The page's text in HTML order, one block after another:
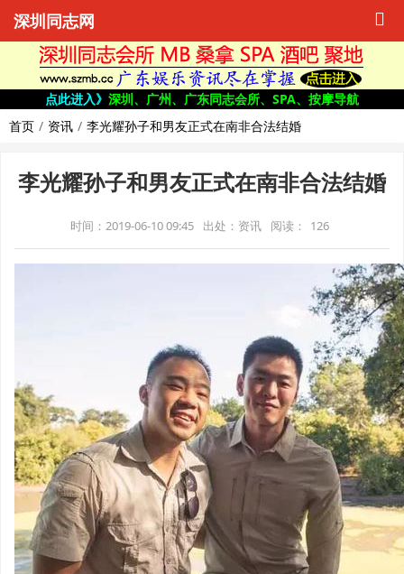
深圳同志网
点此进入》 深圳、广州、广东同志会所、SPA、按摩导航
首页
资讯 李光耀孙子和男友正式在南非合法结婚
李光耀孙子和男友正式在南非合法结婚
时间：2019-06-10 09:45 出处：资讯 阅读： 126